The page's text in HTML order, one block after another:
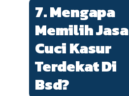
7. Mengapa
Memilih Jasa
Cuci Kasur
Terdekat Di
Bsd?